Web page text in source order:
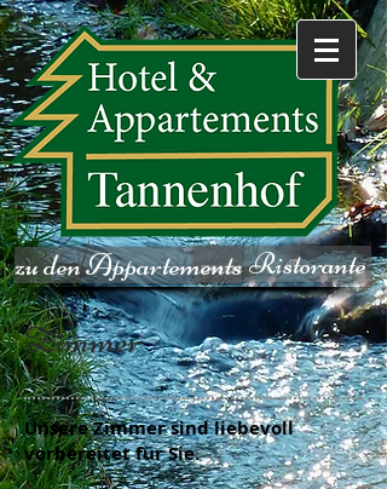
zum Ristorante
zu den Appartements
Zimmer
Unsere Zimmer sind liebevoll
vorbereitet für Sie.